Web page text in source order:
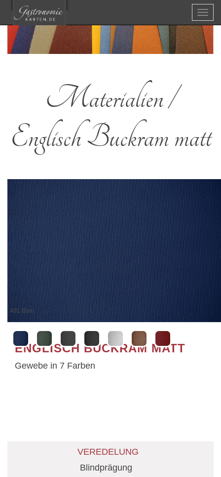
Menü
Materialien /
Englisch Buckram matt
402 Dunkelgrün
ENGLISCH BUCKRAM MATT
Gewebe in 7 Farben
VEREDELUNG
Blindprägung